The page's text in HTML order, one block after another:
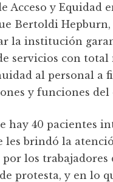
Acceso y Equidad
Bertoldi Hepburn,
la institución
servicios con total
al personal a
y funciones del
hay 40 pacientes
les brindó la
por los trabajadores
protesta, y en lo